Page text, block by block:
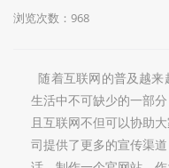
浏览次数：968
随着互联网的普及越来
生活中不可缺少的一部
且互联网不但可以协助
司提供了更多的宣传渠